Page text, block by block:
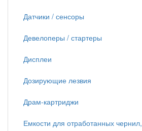
Датчики / сенсоры
Девелоперы / стартеры
Дисплеи
Дозирующие лезвия
Драм-картриджи
Емкости для отработанных чернил,